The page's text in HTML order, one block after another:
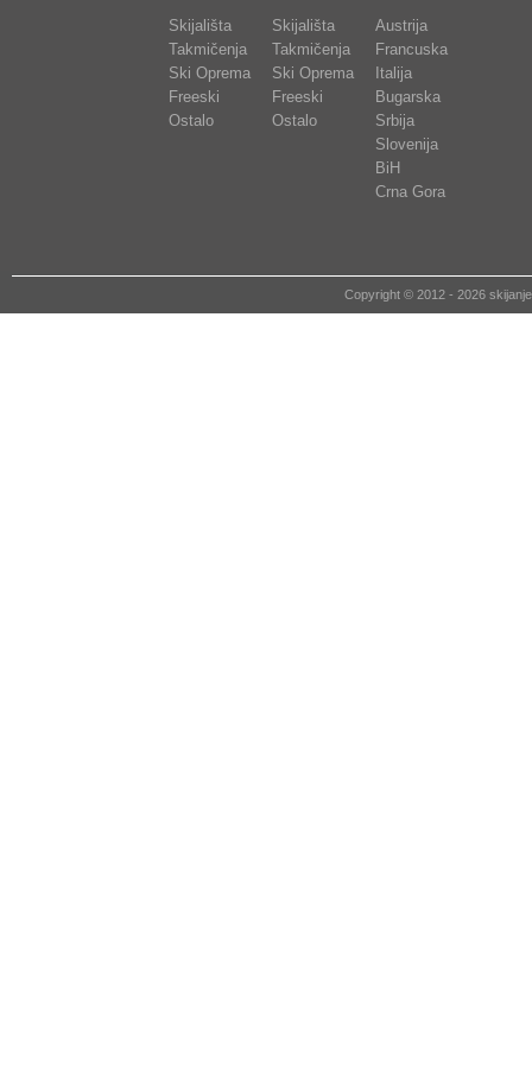
Skijališta
Takmičenja
Ski Oprema
Freeski
Ostalo
Skijališta
Takmičenja
Ski Oprema
Freeski
Ostalo
Austrija
Francuska
Italija
Bugarska
Srbija
Slovenija
BiH
Crna Gora
Copyright © 2012 - 2026